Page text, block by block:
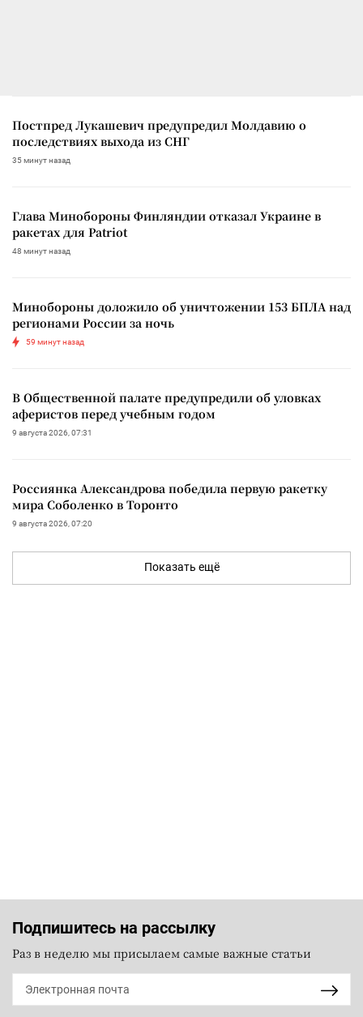
Постпред Лукашевич предупредил Молдавию о
последствиях выхода из СНГ
35 минут назад
Глава Минобороны Финляндии отказал Украине в
ракетах для Patriot
48 минут назад
Минобороны доложило об уничтожении 153 БПЛА над
регионами России за ночь
59 минут назад
В Общественной палате предупредили об уловках
аферистов перед учебным годом
9 августа 2026, 07:31
Россиянка Александрова победила первую ракетку
мира Соболенко в Торонто
9 августа 2026, 07:20
Показать ещё
Подпишитесь на рассылку
Раз в неделю мы присылаем самые важные статьи